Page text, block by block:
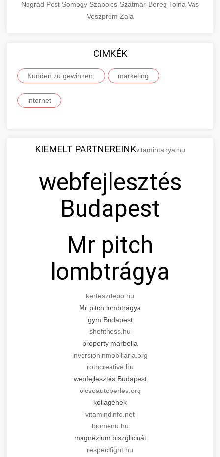
Nógrád Pest Somogy Szabolcs-Szatmár-Bereg Tolna Vas
Veszprém Zala
CIMKÉK
Kunden zu gewinnen, marketing
internet
KIEMELT PARTNEREINKvitamintanya.hu
webfejlesztés
Budapest
Mr pitch
lombtrágya
kerteszdepo.hu
Mr pitch lombtrágya
gym Budapest
shefitness.hu
property marbella
inversioninmobiliaria.org
rothcreative.hu
webfejlesztés Budapest
olcsoautoberles.org
kollagének
vitamindinfo.net
biomenu.hu
magnézium biszglicinát
respectfight.hu